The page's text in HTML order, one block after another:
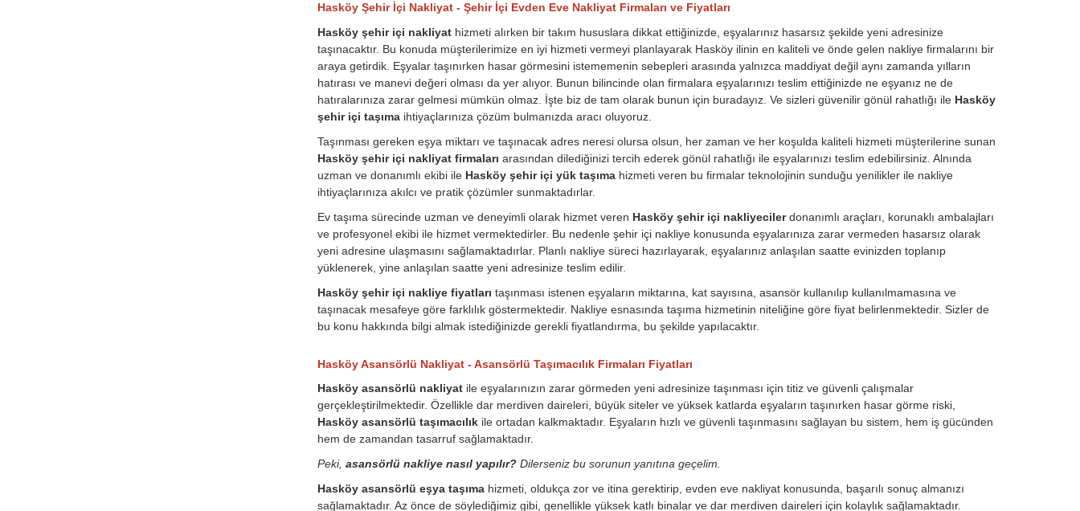
Hasköy Şehir İçi Nakliyat - Şehir İçi Evden Eve Nakliyat Firmaları ve Fiyatları
Hasköy şehir içi nakliyat hizmeti alırken bir takım hususlara dikkat ettiğinizde, eşyalarınız hasarsız şekilde yeni adresinize
taşınacaktır. Bu konuda müşterilerimize en iyi hizmeti vermeyi planlayarak Hasköy ilinin en kaliteli ve önde gelen nakliye firmalarını bir
araya getirdik. Eşyalar taşınırken hasar görmesini istememenin sebepleri arasında yalnızca maddiyat değil aynı zamanda yılların
hatırası ve manevi değeri olması da yer alıyor. Bunun bilincinde olan firmalara eşyalarınızı teslim ettiğinizde ne eşyanız ne de
hatıralarınıza zarar gelmesi mümkün olmaz. İşte biz de tam olarak bunun için buradayız. Ve sizleri güvenilir gönül rahatlığı ile Hasköy
şehir içi taşımaihtiyaçlarınıza çözüm bulmanızda aracı oluyoruz.
Taşınması gereken eşya miktarı ve taşınacak adres neresi olursa olsun, her zaman ve her koşulda kaliteli hizmeti müşterilerine sunan
Hasköy şehir içi nakliyat firmaları arasından dilediğinizi tercih ederek gönül rahatlığı ile eşyalarınızı teslim edebilirsiniz. Alnında
uzman ve donanımlı ekibi ile Hasköy şehir içi yük taşımahizmeti veren bu firmalar teknolojinin sunduğu yenilikler ile nakliye
ihtiyaçlarınıza akılcı ve pratik çözümler sunmaktadırlar.
Ev taşıma sürecinde uzman ve deneyimli olarak hizmet veren Hasköy şehir içi nakliyecilerdonanımlı araçları, korunaklı ambalajları
ve profesyonel ekibi ile hizmet vermektedirler. Bu nedenle şehir içi nakliye konusunda eşyalarınıza zarar vermeden hasarsız olarak
yeni adresine ulaşmasını sağlamaktadırlar. Planlı nakliye süreci hazırlayarak, eşyalarınız anlaşılan saatte evinizden toplanıp
yüklenerek, yine anlaşılan saatte yeni adresinize teslim edilir.
Hasköy şehir içi nakliye fiyatları taşınması istenen eşyaların miktarına, kat sayısına, asansör kullanılıp kullanılmamasına ve
taşınacak mesafeye göre farklılık göstermektedir. Nakliye esnasında taşıma hizmetinin niteliğine göre fiyat belirlenmektedir. Sizler de
bu konu hakkında bilgi almak istediğinizde gerekli fiyatlandırma, bu şekilde yapılacaktır.
Hasköy Asansörlü Nakliyat - Asansörlü Taşımacılık Firmaları Fiyatları
Hasköy asansörlü nakliyat ile eşyalarınızın zarar görmeden yeni adresinize taşınması için titiz ve güvenli çalışmalar
gerçekleştirilmektedir. Özellikle dar merdiven daireleri, büyük siteler ve yüksek katlarda eşyaların taşınırken hasar görme riski,
Hasköy asansörlü taşımacılıkile ortadan kalkmaktadır. Eşyaların hızlı ve güvenli taşınmasını sağlayan bu sistem, hem iş gücünden
hem de zamandan tasarruf sağlamaktadır.
Peki, asansörlü nakliye nasıl yapılır? Dilerseniz bu sorunun yanıtına geçelim.
Hasköy asansörlü eşya taşıma hizmeti, oldukça zor ve itina gerektirip, evden eve nakliyat konusunda, başarılı sonuç almanızı
sağlamaktadır. Az önce de söylediğimiz gibi, genellikle yüksek katlı binalar ve dar merdiven daireleri için kolaylık sağlamaktadır.